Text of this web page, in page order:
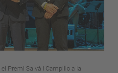
Premi Salvà i Campillo a la